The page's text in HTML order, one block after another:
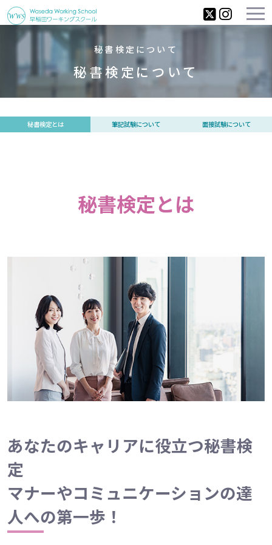
秘書検定について
秘書検定について
秘書検定とは 筆記試験について 面接試験について
秘書検定とは
あなたのキャリアに役立つ秘書検
定
マナーやコミュニケーションの達
人への第一歩！